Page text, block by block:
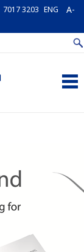
7017 3203 ENG
A-